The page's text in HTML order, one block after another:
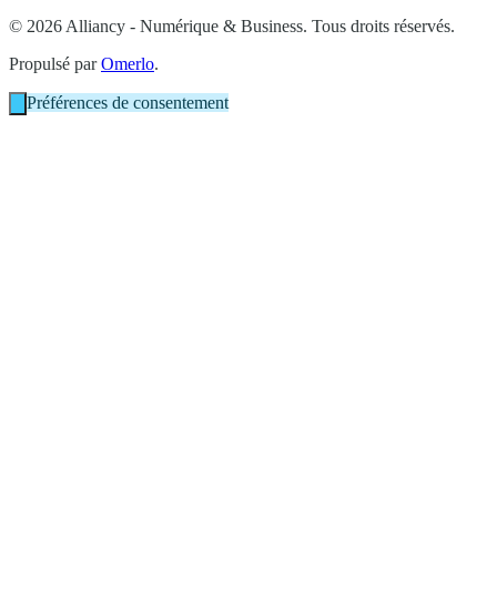
© 2026 Alliancy - Numérique & Business. Tous droits réservés.
Propulsé parOmerlo.
Préférences de consentement